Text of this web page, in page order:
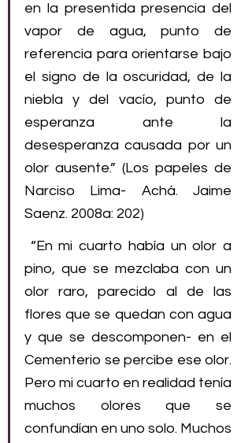
en la presentida presencia del
vapor de agua, punto de
referencia para orientarse bajo
el signo de la oscuridad, de la
niebla y del vacío, punto de
esperanza ante la
desesperanza causada por un
olor ausente.” (Los papeles de
Narciso Lima- Achá. Jaime
Saenz. 2008a: 202)
pino, que se mezclaba con un
olor raro, parecido al de las
flores que se quedan con agua
y que se descomponen- en el
Cementerio se percibe ese olor.
Pero mi cuarto en realidad tenía
muchos olores que se
confundían en uno solo. Muchos